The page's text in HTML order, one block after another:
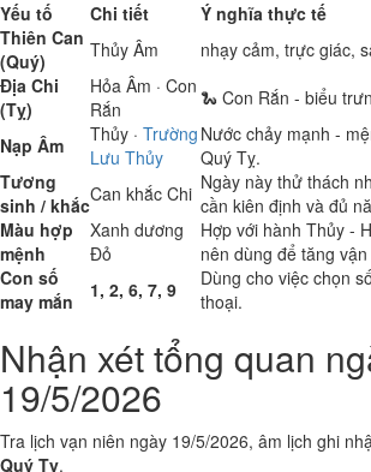
Yếu tố
Chi tiết
Ý nghĩa thực tế
Thiên Can
(Quý)
Thủy Âm
nhạy cảm, trực giác,
Địa Chi
(Tỵ)
Hỏa Âm · Con
Rắn
🐍 Con Rắn - biểu
Nạp Âm
Thủy · Trường
Lưu Thủy
Nước chảy mạnh -
Quý Tỵ.
Tương
sinh / khắcCan khắc Chi Ngày này thử thách
cần kiên định và đủ
Màu hợp
mệnh
Xanh dương
Đỏ
Hợp với hành Thủy -
nên dùng để tăng
Con số
may mắn
1, 2, 6, 7, 9
Dùng cho việc chọn
thoại.
Nhận xét tổng quan
19/5/2026
Tra lịch vạn niên ngày 19/5/2026, âm lịch ghi
Quý Tỵ.